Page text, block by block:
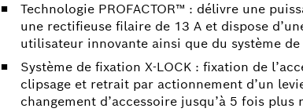
Technologie PROFACTOR™ : délivre une
une rectifieuse filaire de 13 A et dispose
utilisateur innovante ainsi que du système de
Système de fixation X-LOCK : fixation de
clipsage et retrait par actionnement d’un
changement d’accessoire jusqu’à 5 fois plus